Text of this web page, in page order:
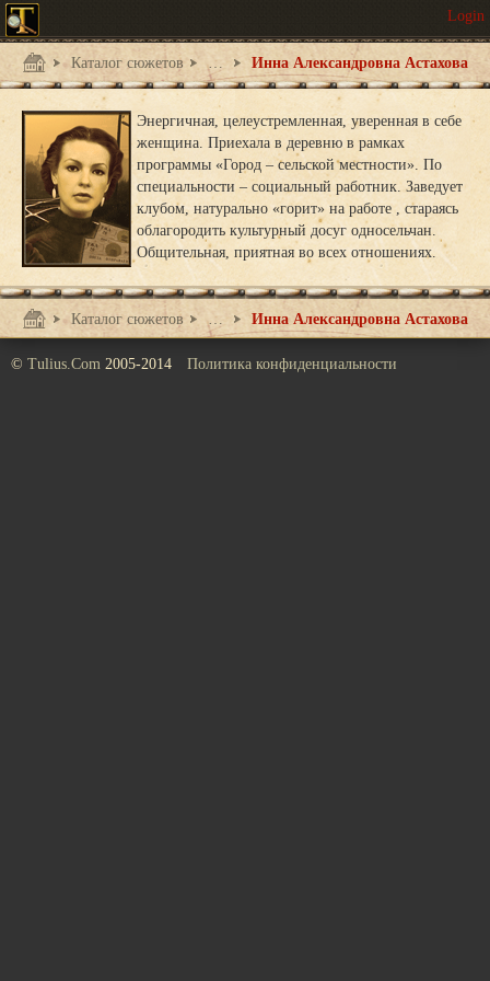
Каталог сюжетов Билет в один конец Инна Александровна Астахова
Энергичная, целеустремленная, уверенная в себе
женщина. Приехала в деревню в рамках
программы «Город – сельской местности». По
специальности – социальный работник. Заведует
клубом, натурально «горит» на работе , стараясь
облагородить культурный досуг односельчан.
Общительная, приятная во всех отношениях.
Каталог сюжетов Билет в один конец Инна Александровна Астахова
© Tulius.Com 2005-2014 Политика конфиденциальности